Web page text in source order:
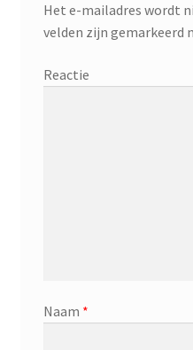
Het e-mailadres wordt
velden zijn gemarkeerd
Reactie
Naam *